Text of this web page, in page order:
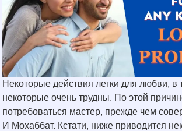
Некоторые действия легки для любви, в
некоторые очень трудны. По этой
потребоваться мастер, прежде чем
И Мохаббат. Кстати, ниже приводится